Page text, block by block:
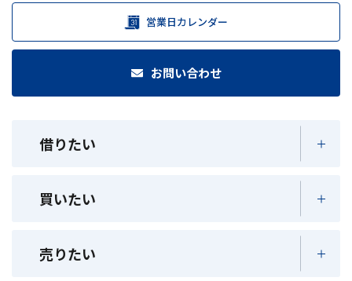
営業日カレンダー
お問い合わせ
借りたい
買いたい
売りたい